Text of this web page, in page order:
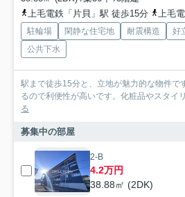
上毛電鉄「片貝」駅 徒歩15分
上毛
駐輪場 閑静な住宅地 耐震構造 好
公共下水
駅まで徒歩15分と、立地が魅力的な物件で
るので利便性が高いです。化粧品やスタイ
る
募集中の部屋
2-B
4.2万円
38.88㎡ (2DK)